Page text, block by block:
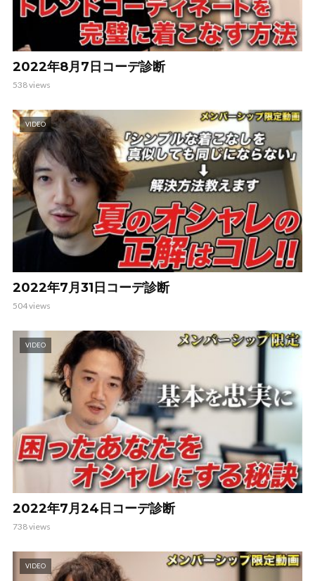
2022年8月7日コーデ診断
538 views
VIDEO
2022年7月31日コーデ診断
504 views
VIDEO
2022年7月24日コーデ診断
738 views
VIDEO